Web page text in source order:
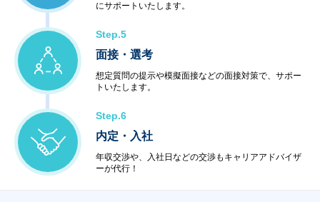
にサポートいたします。
Step.5
面接・選考
想定質問の提示や模擬面接などの面接対策で、サポー
トいたします。
Step.6
内定・入社
年収交渉や、入社日などの交渉もキャリアアドバイザ
ーが代行！